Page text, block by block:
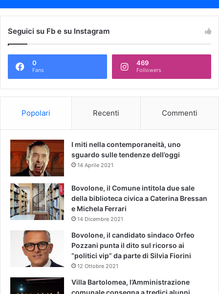
Seguici su Fb e su Instagram
0
Fans
469
Followers
Popolari Recenti Commenti
I miti nella contemporaneità, uno
sguardo sulle tendenze dell’oggi
14 Aprile 2021
Bovolone, il Comune intitola due sale
della biblioteca civica a Caterina Bressan
e Michela Ferrari
14 Dicembre 2021
Bovolone, il candidato sindaco Orfeo
Pozzani punta il dito sul ricorso ai
“politici vip” da parte di Silvia Fiorini
12 Ottobre 2021
Villa Bartolomea, l’Amministrazione